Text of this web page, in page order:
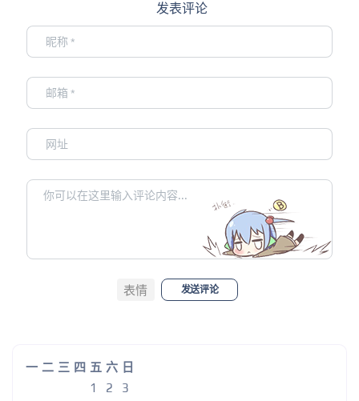
发表评论
表情 发送评论
一 二 三 四 五 六 日
1
2
3